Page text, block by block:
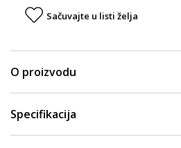
Sačuvajte u listi želja
O proizvodu
Specifikacija